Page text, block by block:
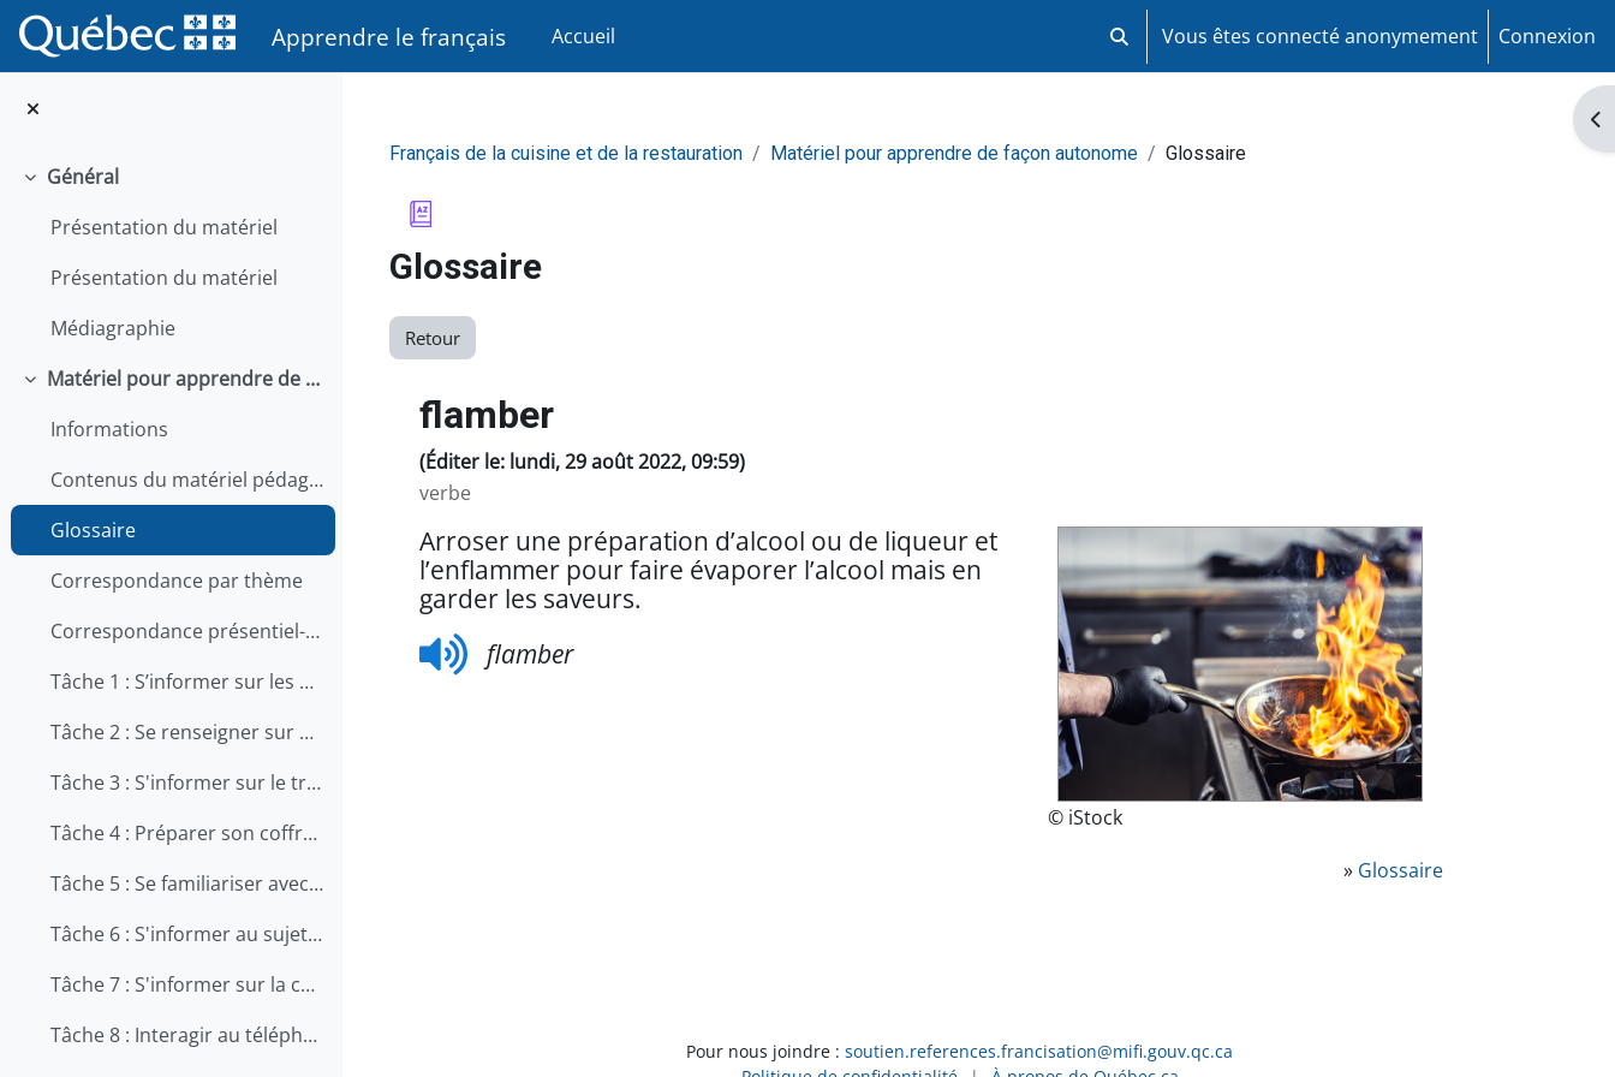
Passer au contenu principal
Apprendre le français Accueil Activer/désactiver la saisie de recherche
Vous êtes connecté anonymement Connexion
Replier
Général
Présentation du matériel
Présentation du matériel
Médiagraphie
Replier
Matériel pour apprendre de façon autonome
Informations
Contenus du matériel pédagogique
Glossaire
Correspondance par thème
Correspondance présentiel-en ligne
Tâche 1 : S’informer sur les qualités et les compétences recherchées pour travailler en restauration
Tâche 2 : Se renseigner sur une offre d'emploi au téléphone
Tâche 3 : S'informer sur le travail en cuisine
Tâche 4 : Préparer son coffre d'outils
Tâche 5 : Se familiariser avec le métier d'aide-cuisinier
Tâche 6 : S'informer au sujet de la prévention des chutes au travail
Tâche 7 : S'informer sur la carrière de chef
Tâche 8 : Interagir au téléphone avec les clients
Français de la cuisine et de la restauration Matériel pour apprendre de façon autonome Glossaire
Glossaire
Retour
flamber
(Éditer le: lundi, 29 août 2022, 09:59)
verbe
Arroser une préparation d’alcool ou de liqueur et
l’enflammer pour faire évaporer l’alcool mais en
garder les saveurs.
flamber
© iStock
» Glossaire
Pour nous joindre : soutien.references.francisation@mifi.gouv.qc.ca